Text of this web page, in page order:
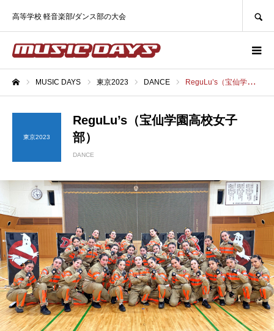
高等学校 軽音楽部/ダンス部の大会
MUSIC DAYS 東京2023 DANCE ReguLu’s（宝仙学園高校女子部）
東京2023
ReguLu’s（宝仙学園高校女子
部）
DANCE